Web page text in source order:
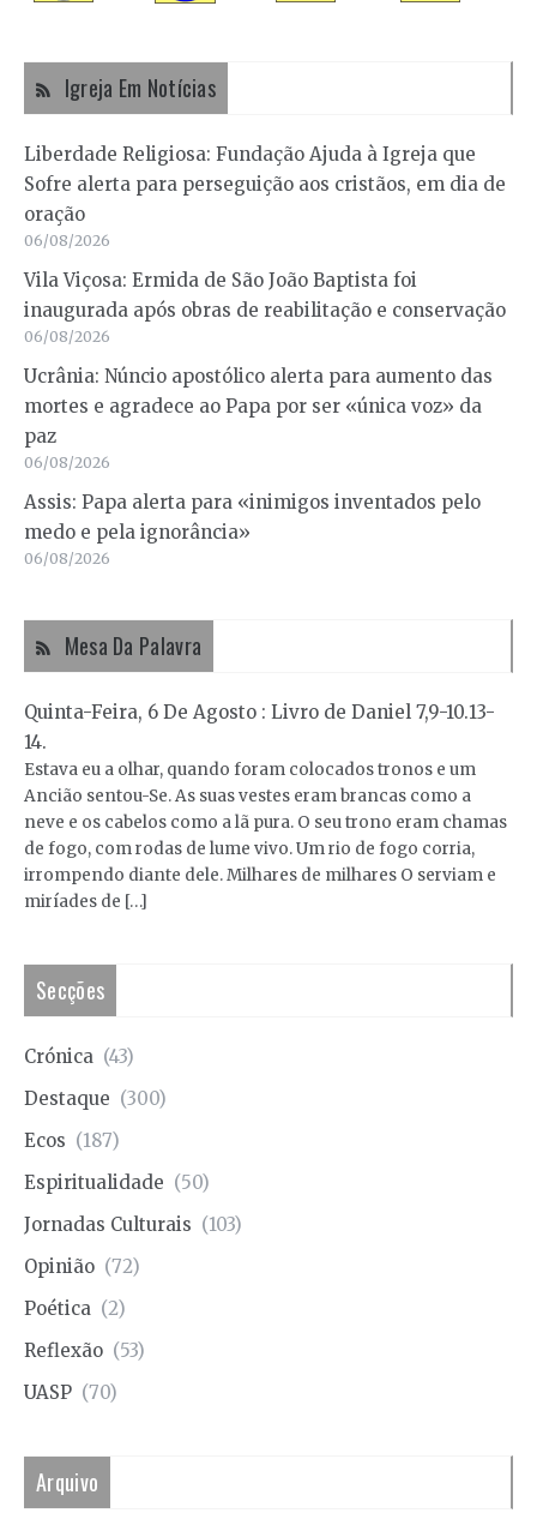
Igreja Em Notícias
Liberdade Religiosa: Fundação Ajuda à Igreja que
Sofre alerta para perseguição aos cristãos, em dia de
oração
06/08/2026
Vila Viçosa: Ermida de São João Baptista foi
inaugurada após obras de reabilitação e conservação
06/08/2026
Ucrânia: Núncio apostólico alerta para aumento das
mortes e agradece ao Papa por ser «única voz» da
paz
06/08/2026
Assis: Papa alerta para «inimigos inventados pelo
medo e pela ignorância»
06/08/2026
Mesa Da Palavra
Quinta-Feira, 6 De Agosto : Livro de Daniel 7,9-10.13-
14.
Estava eu a olhar, quando foram colocados tronos e um
Ancião sentou-Se. As suas vestes eram brancas como a
neve e os cabelos como a lã pura. O seu trono eram chamas
de fogo, com rodas de lume vivo. Um rio de fogo corria,
irrompendo diante dele. Milhares de milhares O serviam e
miríades de […]
Secções
Crónica (43)
Destaque (300)
Ecos (187)
Espiritualidade (50)
Jornadas Culturais (103)
Opinião (72)
Poética (2)
Reflexão (53)
UASP (70)
Arquivo